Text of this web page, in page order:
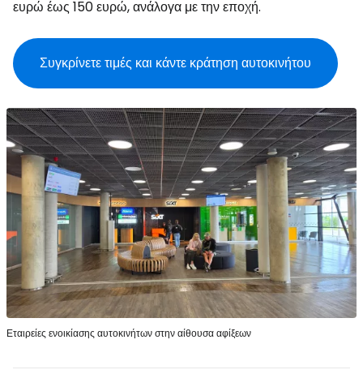
ευρώ έως 150 ευρώ, ανάλογα με την εποχή.
Συγκρίνετε τιμές και κάντε κράτηση αυτοκινήτου
Εταιρείες ενοικίασης αυτοκινήτων στην αίθουσα αφίξεων